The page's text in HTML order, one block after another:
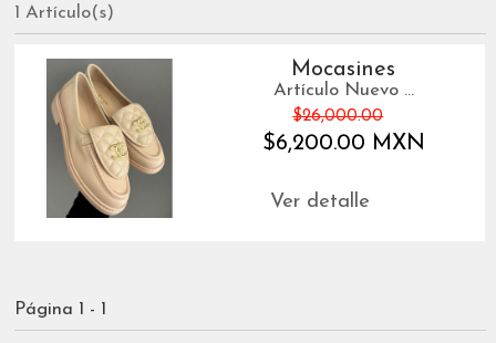
1 Artículo(s)
Mocasines
Artículo Nuevo ...
$26,000.00
$6,200.00 MXN
Ver detalle
Página 1 - 1